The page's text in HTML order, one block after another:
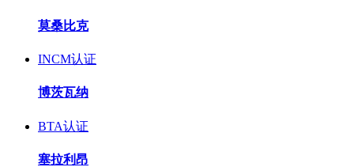
莫桑比克
INCM认证
博茨瓦纳
BTA认证
塞拉利昂